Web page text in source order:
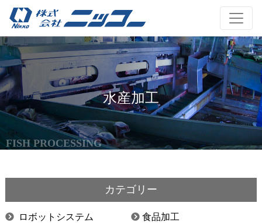
FISH PROCESSING
水産加工
カテゴリー
ロボットシステム 食品加工